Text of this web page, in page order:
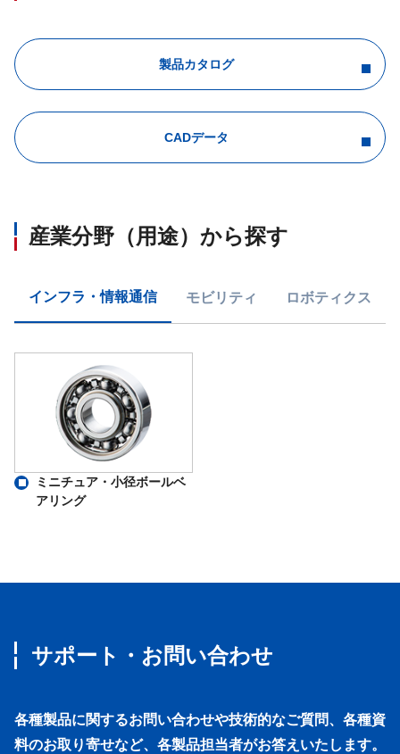
製品カタログ
CADデータ
産業分野（用途）から探す
インフラ・情報通信 モビリティ ロボティクス
ミニチュア・小径ボールベ
アリング
サポート・お問い合わせ
各種製品に関するお問い合わせや技術的なご質問、各種資
料のお取り寄せなど、各製品担当者がお答えいたします。